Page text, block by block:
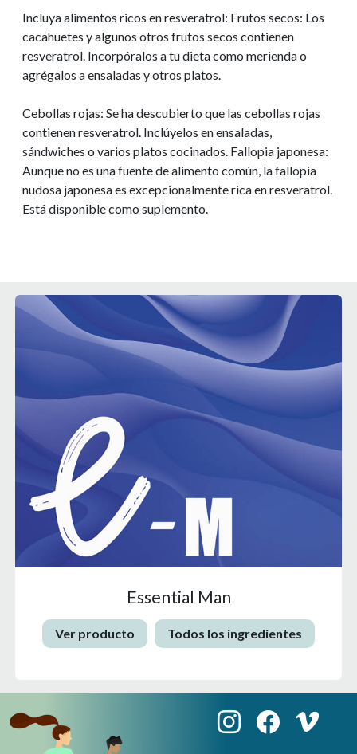
Incluya alimentos ricos en resveratrol: Frutos secos: Los
cacahuetes y algunos otros frutos secos contienen
resveratrol. Incorpóralos a tu dieta como merienda o
agrégalos a ensaladas y otros platos.
Cebollas rojas: Se ha descubierto que las cebollas rojas
contienen resveratrol. Inclúyelos en ensaladas,
sándwiches o varios platos cocinados. Fallopia japonesa:
Aunque no es una fuente de alimento común, la fallopia
nudosa japonesa es excepcionalmente rica en resveratrol.
Está disponible como suplemento.
Essential Man
Ver producto Todos los ingredientes